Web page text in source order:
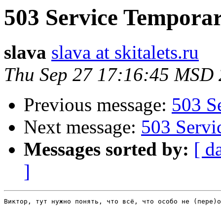
503 Service
slava slava at skitalets.ru
Thu Sep 27 17:16:45 MSD
Previous message: 503
Next message: 503
Messages sorted by: [
]
Виктор, тут нужно понять, что всё, что особо не